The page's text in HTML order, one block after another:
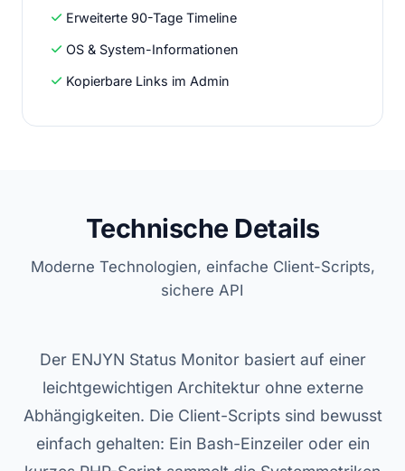
Erweiterte 90-Tage Timeline
OS & System-Informationen
Kopierbare Links im Admin
Technische Details
Moderne Technologien, einfache Client-Scripts,
sichere API
Der ENJYN Status Monitor basiert auf einer
leichtgewichtigen Architektur ohne externe
Abhängigkeiten. Die Client-Scripts sind bewusst
einfach gehalten: Ein Bash-Einzeiler oder ein